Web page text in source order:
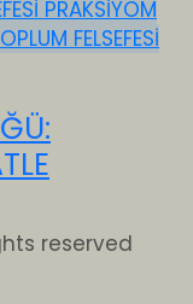
PRAKSİYOM
FELSEFESİ
reserved